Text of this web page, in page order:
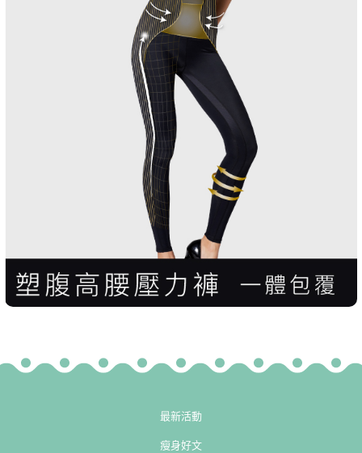
最新活動
瘦身好文